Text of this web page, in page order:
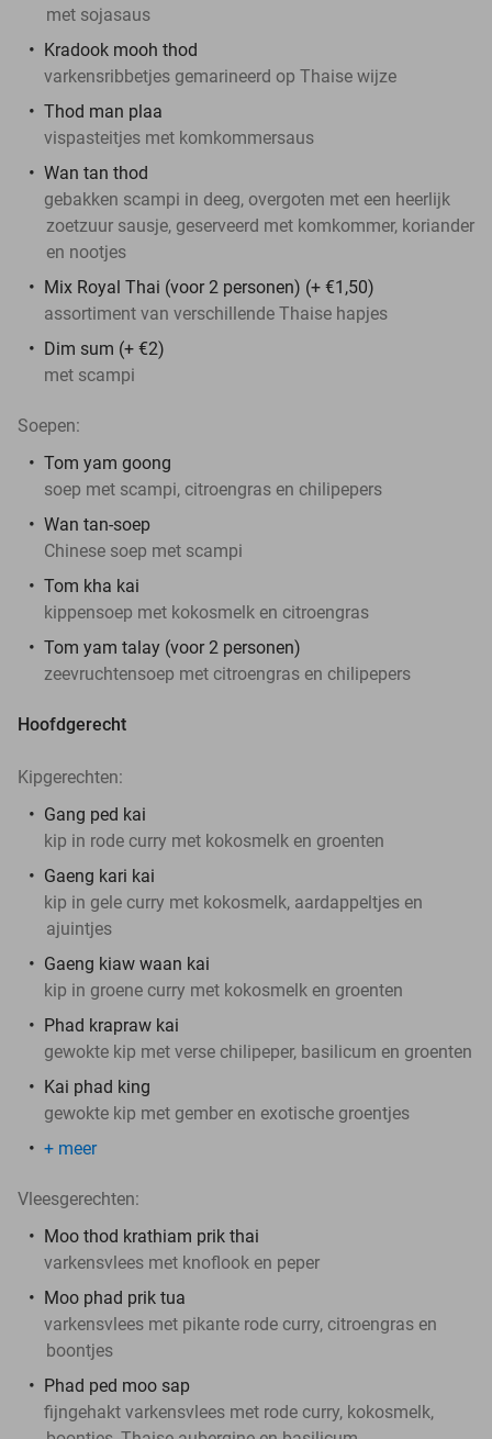
met sojasaus
Kradook mooh thod
varkensribbetjes gemarineerd op Thaise wijze
Thod man plaa
vispasteitjes met komkommersaus
Wan tan thod
gebakken scampi in deeg, overgoten met een heerlijk
zoetzuur sausje, geserveerd met komkommer, koriander
en nootjes
Mix Royal Thai (voor 2 personen) (+ €1,50)
assortiment van verschillende Thaise hapjes
Dim sum (+ €2)
met scampi
Soepen:
Tom yam goong
soep met scampi, citroengras en chilipepers
Wan tan-soep
Chinese soep met scampi
Tom kha kai
kippensoep met kokosmelk en citroengras
Tom yam talay (voor 2 personen)
zeevruchtensoep met citroengras en chilipepers
Hoofdgerecht
Kipgerechten:
Gang ped kai
kip in rode curry met kokosmelk en groenten
Gaeng kari kai
kip in gele curry met kokosmelk, aardappeltjes en
ajuintjes
Gaeng kiaw waan kai
kip in groene curry met kokosmelk en groenten
Phad krapraw kai
gewokte kip met verse chilipeper, basilicum en groenten
Kai phad king
gewokte kip met gember en exotische groentjes
+ meer
Vleesgerechten:
Moo thod krathiam prik thai
varkensvlees met knoflook en peper
Moo phad prik tua
varkensvlees met pikante rode curry, citroengras en
boontjes
Phad ped moo sap
fijngehakt varkensvlees met rode curry, kokosmelk,